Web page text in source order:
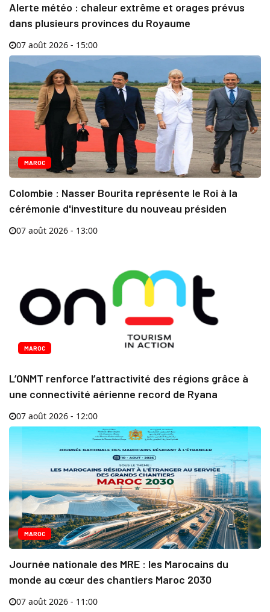
Alerte météo : chaleur extrême et orages prévus
dans plusieurs provinces du Royaume
07 août 2026 - 15:00
MAROC
Colombie : Nasser Bourita représente le Roi à la
cérémonie d'investiture du nouveau présiden
07 août 2026 - 13:00
MAROC
L’ONMT renforce l’attractivité des régions grâce à
une connectivité aérienne record de Ryana
07 août 2026 - 12:00
MAROC
Journée nationale des MRE : les Marocains du
monde au cœur des chantiers Maroc 2030
07 août 2026 - 11:00